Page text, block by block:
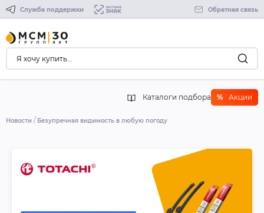
Служба поддержки Обратная связь
Каталоги подбора % Акции
Новости Безупречная видимость в любую погоду